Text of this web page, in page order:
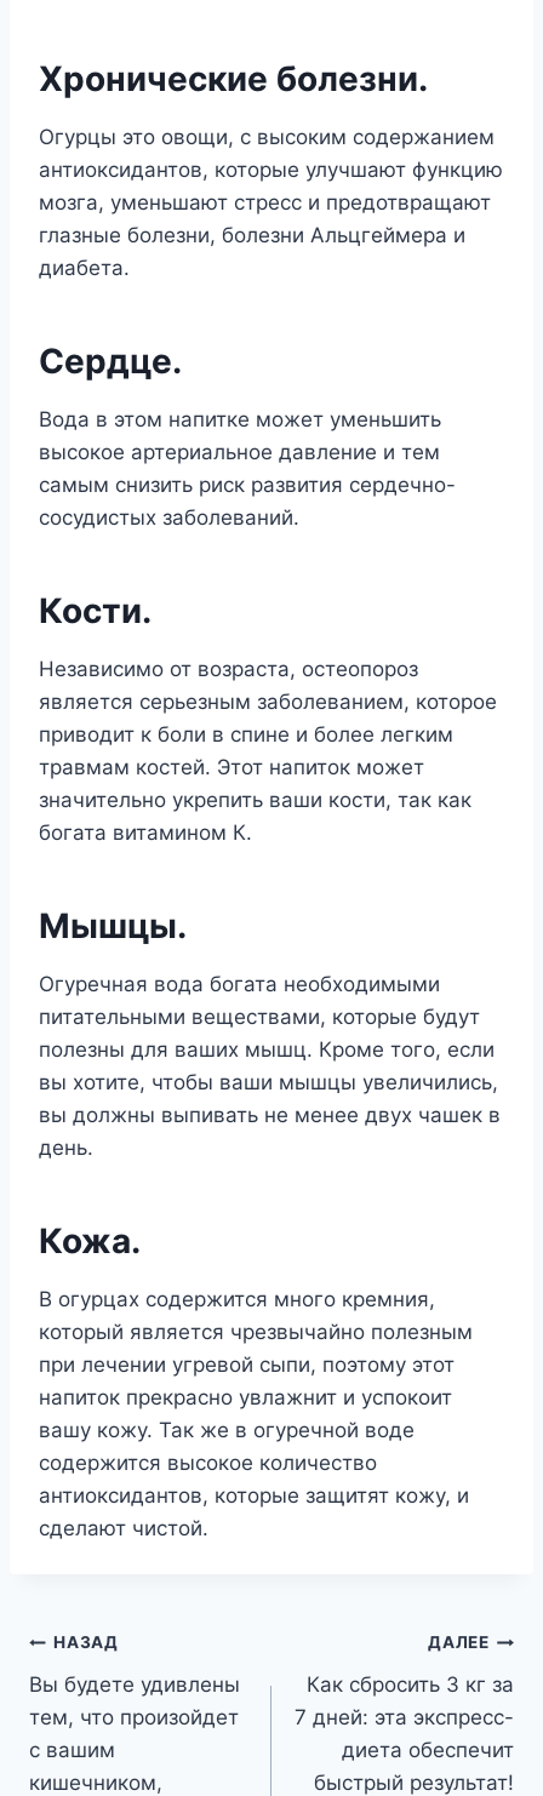
Хронические болезни.
Огурцы это овощи, с высоким содержанием
антиоксидантов, которые улучшают функцию
мозга, уменьшают стресс и предотвращают
глазные болезни, болезни Альцгеймера и
диабета.
Сердце.
Вода в этом напитке может уменьшить
высокое артериальное давление и тем
самым снизить риск развития сердечно-
сосудистых заболеваний.
Кости.
Независимо от возраста, остеопороз
является серьезным заболеванием, которое
приводит к боли в спине и более легким
травмам костей. Этот напиток может
значительно укрепить ваши кости, так как
богата витамином К.
Мышцы.
Огуречная вода богата необходимыми
питательными веществами, которые будут
полезны для ваших мышц. Кроме того, если
вы хотите, чтобы ваши мышцы увеличились,
вы должны выпивать не менее двух чашек в
день.
Кожа.
В огурцах содержится много кремния,
который является чрезвычайно полезным
при лечении угревой сыпи, поэтому этот
напиток прекрасно увлажнит и успокоит
вашу кожу. Так же в огуречной воде
содержится высокое количество
антиоксидантов, которые защитят кожу, и
сделают чистой.
Навигация
по
записям
НАЗАД
Вы будете удивлены
тем, что произойдет
с вашим
кишечником,
ДАЛЕЕ
Как сбросить 3 кг за
7 дней: эта экспресс-
диета обеспечит
быстрый результат!